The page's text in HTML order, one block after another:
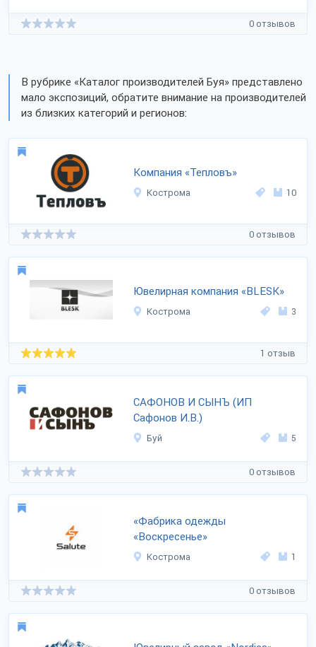
0 отзывов
В рубрике «Каталог производителей Буя» представлено
мало экспозиций, обратите внимание на производителей
из близких категорий и регионов:
Компания «Тепловъ»
Кострома 10
0 отзывов
Ювелирная компания «BLESK»
Кострома 3
1 отзыв
САФОНОВ И СЫНЪ (ИП
Сафонов И.В.)
Буй 5
0 отзывов
«Фабрика одежды
«Воскресенье»
Кострома 1
0 отзывов